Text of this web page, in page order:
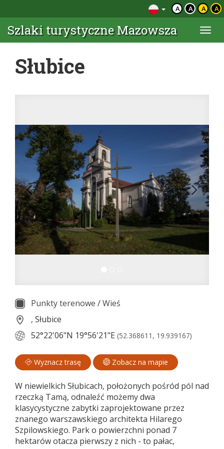
A A A A
Szlaki turystyczne Mazowsza
Słubice
Punkty terenowe /Wieś
, Słubice
52°22'06"N 19°56'21"E (52.368611, 19.939167)
Wyznacz trasę Zobacz na mapie
W niewielkich Słubicach, położonych pośród pól nad
rzeczką Tamą, odnaleźć możemy dwa
klasycystyczne zabytki zaprojektowane przez
znanego warszawskiego architekta Hilarego
Szpilowskiego. Park o powierzchni ponad 7
hektarów otacza pierwszy z nich - to pałac,